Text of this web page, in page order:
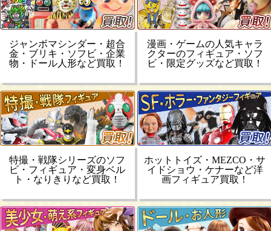
ジャンボマシンダー・超合
金・ブリキ・ソフビ・企業
物・ドール人形など買取！
漫画・ゲームの人気キャラ
クターのフィギュア・ソフ
ビ・限定グッズなど買取！
特撮・戦隊シリーズのソフ
ビ・フィギュア・変身ベル
ト・なりきりなど買取！
ホットトイズ・MEZCO・サ
イドショウ・ケナーなど洋
画フィギュア買取！